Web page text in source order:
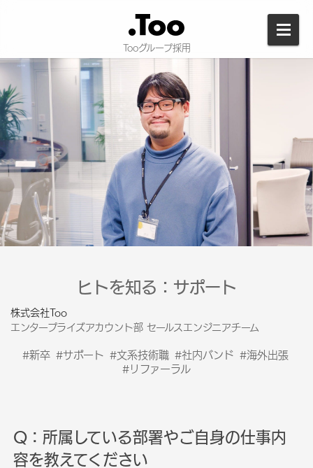
Tooグループ採用
ヒトを知る：サポート
株式会社Too
エンタープライズアカウント部 セールスエンジニアチーム
#新卒 #サポート #文系技術職 #社内バンド #海外出張
#リファーラル
Q：所属している部署やご自身の仕事内
容を教えてください